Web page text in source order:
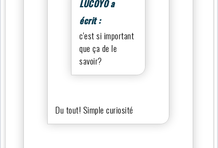
LUCOYO a
écrit :
c'est si important
que ça de le
savoir?
Du tout! Simple curiosité